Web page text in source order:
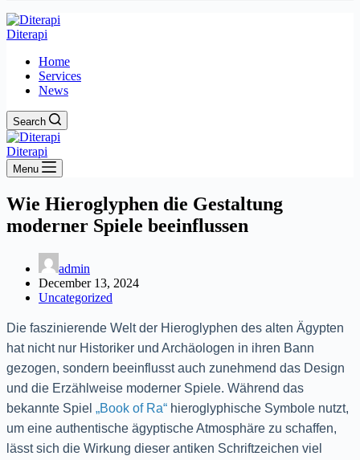
Diterapi
Home
Services
News
Search
Diterapi
Menu
Wie Hieroglyphen die Gestaltung
moderner Spiele beeinflussen
admin
December 13, 2024
Uncategorized
Die faszinierende Welt der Hieroglyphen des alten Ägypten
hat nicht nur Historiker und Archäologen in ihren Bann
gezogen, sondern beeinflusst auch zunehmend das Design
und die Erzählweise moderner Spiele. Während das
bekannte Spiel „Book of Ra“ hieroglyphische Symbole nutzt,
um eine authentische ägyptische Atmosphäre zu schaffen,
lässt sich die Wirkung dieser antiken Schriftzeichen viel